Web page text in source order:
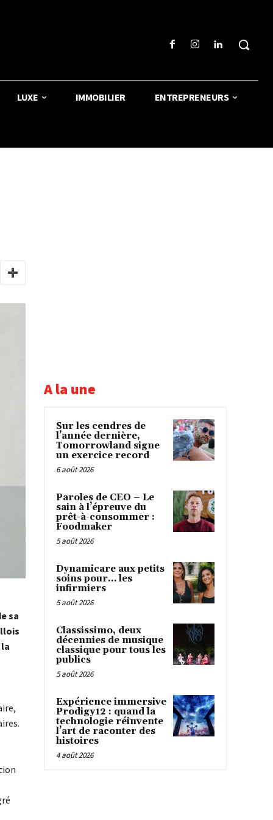
LUXE IMMOBILIER ENTREPRENEURS
sa
A la une
Sur les cendres de
l’année dernière,
Tomorrowland signe
un exercice record
6 août 2026
Paroles de CEO – Le
sain à l’épreuve du
prêt-à-consommer :
Foodmaker
5 août 2026
Dynamicare aux petits
soins pour… les
infirmiers
5 août 2026
Classissimo, deux
décennies de musique
classique pour tous les
publics
5 août 2026
Expérience immersive
Prodigy12 : quand la
technologie réinvente
l’art de raconter des
histoires
4 août 2026